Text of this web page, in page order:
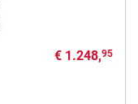
€ 1.248,95